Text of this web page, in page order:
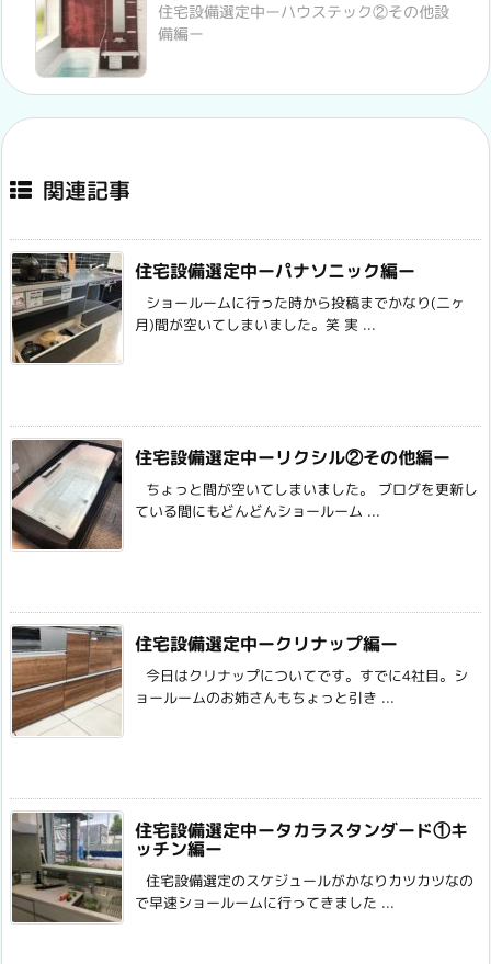
住宅設備選定中ーハウステック②その他設
備編ー
関連記事
住宅設備選定中ーパナソニック編ー
ショールームに行った時から投稿までかなり(二ヶ
月)間が空いてしまいました。笑 実 ...
住宅設備選定中ーリクシル②その他編ー
ちょっと間が空いてしまいました。 ブログを更新し
ている間にもどんどんショールーム ...
住宅設備選定中ークリナップ編ー
今日はクリナップについてです。すでに4社目。シ
ョールームのお姉さんもちょっと引き ...
住宅設備選定中ータカラスタンダード①キ
ッチン編ー
住宅設備選定のスケジュールがかなりカツカツなの
で早速ショールームに行ってきました ...